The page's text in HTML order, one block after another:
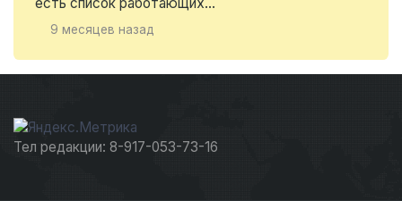
9 месяцев назад
Тел редакции: 8-917-053-73-16